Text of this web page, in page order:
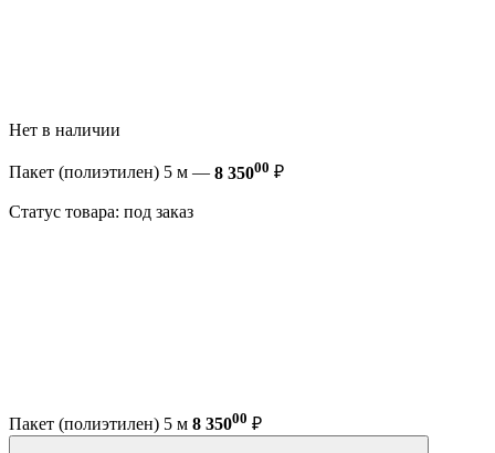
Нет в наличии
Пакет (полиэтилен) 5 м — 8 35000 ₽
Статус товара: под заказ
Пакет (полиэтилен) 5 м 8 35000 ₽